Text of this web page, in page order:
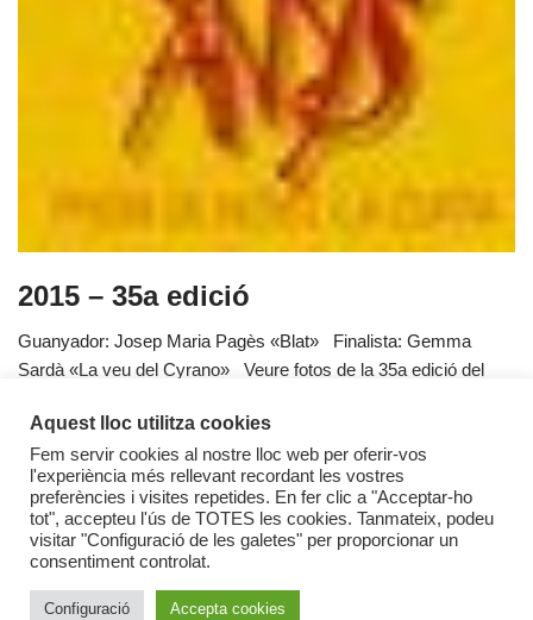
2015 – 35a edició
Guanyador: Josep Maria Pagès «Blat» Finalista: Gemma
Sardà «La veu del Cyrano» Veure fotos de la 35a edició del
1 2 3 … 5 Entrades següents »
Aquest lloc utilitza cookies
Fem servir cookies al nostre lloc web per oferir-vos
l'experiència més rellevant recordant les vostres
preferències i visites repetides. En fer clic a "Acceptar-ho
tot", accepteu l'ús de TOTES les cookies. Tanmateix, podeu
visitar "Configuració de les galetes" per proporcionar un
consentiment controlat.
Configuració Accepta cookies